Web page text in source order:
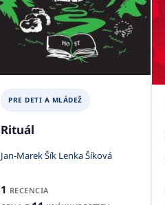
PRE DETI A MLÁDEŽ
Rituál
Jan-Marek Šík Lenka Šíková
1 RECENCIA